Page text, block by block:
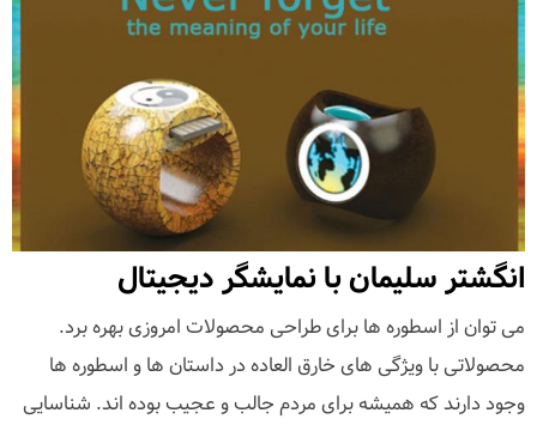
انگشتر سلیمان با نمایشگر دیجیتال
می توان از اسطوره ها برای طراحی محصولات امروزی بهره برد.
محصولاتی با ویژگی های خارق العاده در داستان ها و اسطوره ها
وجود دارند که همیشه برای مردم جالب و عجیب بوده اند. شناسایی